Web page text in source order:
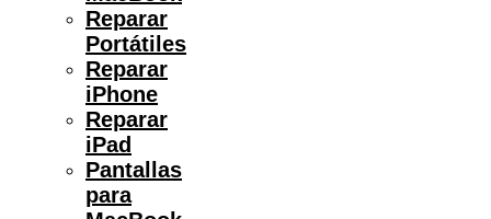
Reparar
Portátiles
Reparar
iPhone
Reparar
iPad
Pantallas
para